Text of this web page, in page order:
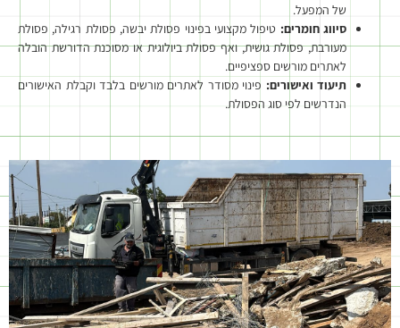
של המפעל.
סיווג חומרים: טיפול מקצועי בפינוי פסולת יבשה, פסולת רגילה, פסולת
מעורבת, פסולת גושית, ואף פסולת ביולוגית או מסוכנת הדורשת הובלה
לאתרים מורשים ספציפיים.
תיעוד ואישורים: פינוי מסודר לאתרים מורשים בלבד וקבלת האישורים
הנדרשים לפי סוג הפסולת.